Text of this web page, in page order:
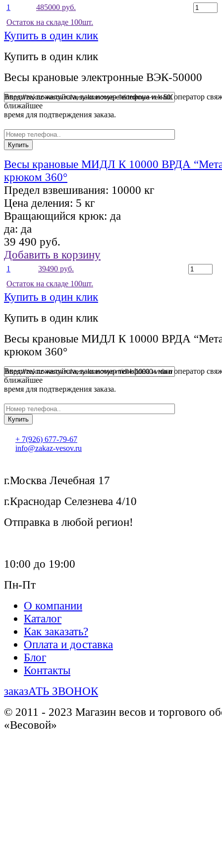
1
485000 руб.
Остаток на складе 100шт.
Купить в один клик
Купить в один клик
Весы крановые электронные ВЭК-50000
Введите, пожалуйста, ваш номер телефона и наш оператор
ближайшее
время для подтверждения заказа.
Весы крановые МИДЛ К 10000 ВРДА
крюком 360°
Предел взвешивания: 10000 кг
Цена деления: 5 кг
Вращающийся крюк: да
да: да
39 490 руб.
Добавить в корзину
1
39490 руб.
Остаток на складе 100шт.
Купить в один клик
Купить в один клик
Весы крановые МИДЛ К 10000 ВРДА
крюком 360°
Введите, пожалуйста, ваш номер телефона и наш оператор
ближайшее
время для подтверждения заказа.
+ 7(926) 677-79-67
info@zakaz-vesov.ru
г.Москва Лечебная 17
г.Краснодар Селезнева 4/10
Отправка в любой регион!
10:00 до 19:00
Пн-Пт
О компании
Каталог
Как заказать?
Оплата и доставка
Блог
Контакты
заказАТЬ ЗВОНОК
© 2011 - 2023 Магазин весов и торгового
«Весовой»